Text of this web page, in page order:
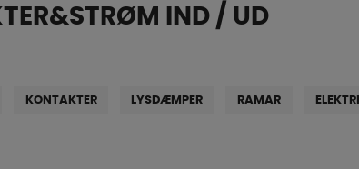
IND / UD
KONTAKTER LYSDÆMPER RAMAR